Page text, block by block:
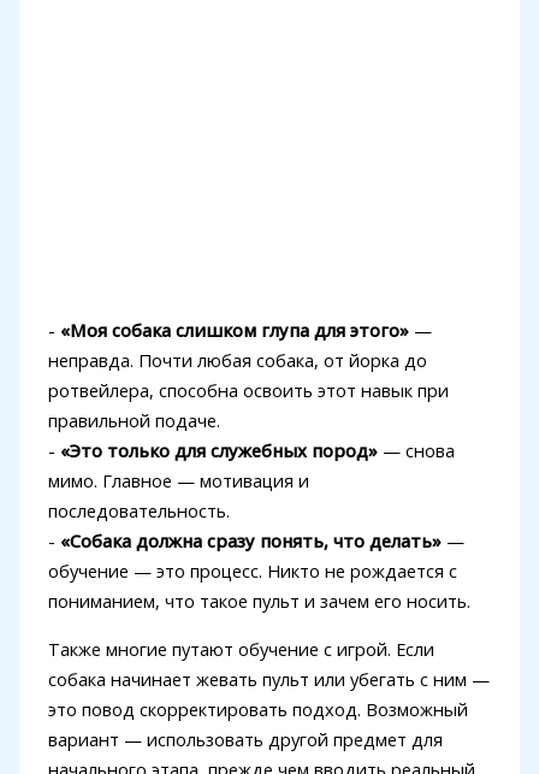
- «Моя собака слишком глупа для этого»—
неправда. Почти любая собака, от йорка до
ротвейлера, способна освоить этот навык при
правильной подаче.
- «Это только для служебных пород»— снова
мимо. Главное — мотивация и
последовательность.
- «Собака должна сразу понять, что делать»—
обучение — это процесс. Никто не рождается с
пониманием, что такое пульт и зачем его носить.
Также многие путают обучение с игрой. Если
собака начинает жевать пульт или убегать с ним —
это повод скорректировать подход. Возможный
вариант — использовать другой предмет для
начального этапа, прежде чем вводить реальный